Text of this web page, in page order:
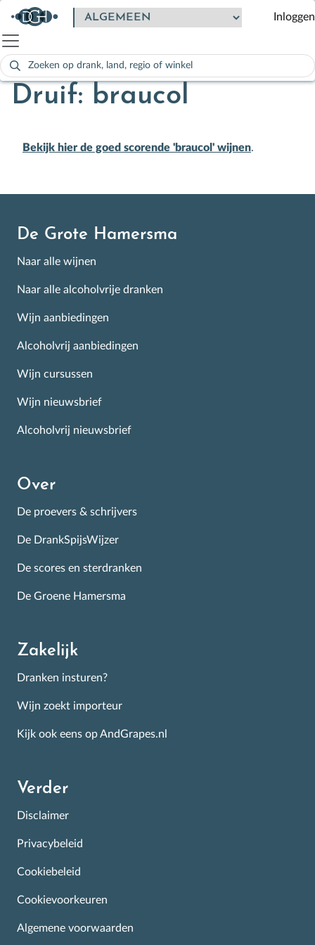
Zoeken
naar:
Als de resultaten voor automatisch aanvullen beschikbaar zijn,
Inloggen
Druif: braucol
Bekijk hier de goed scorende 'braucol' wijnen.
De Grote Hamersma
Naar alle wijnen
Naar alle alcoholvrije dranken
Wijn aanbiedingen
Alcoholvrij aanbiedingen
Wijn cursussen
Wijn nieuwsbrief
Alcoholvrij nieuwsbrief
Over
De proevers & schrijvers
De DrankSpijsWijzer
De scores en sterdranken
De Groene Hamersma
Zakelijk
Dranken insturen?
Wijn zoekt importeur
Kijk ook eens op AndGrapes.nl
Verder
Disclaimer
Privacybeleid
Cookiebeleid
Cookievoorkeuren
Algemene voorwaarden